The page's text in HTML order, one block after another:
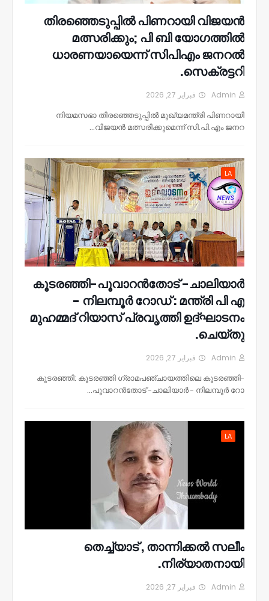
തിരഞ്ഞെടുപ്പിൽ പിണറായി വിജയൻ
മത്സരിക്കും; പി ബി യോഗത്തിൽ
ധാരണയായെന്ന് സിപിഎം ജനറൽ
സെക്രട്ടറി.
Admin فبراير 27, 2026
നിയമസഭാ തിരഞ്ഞെടുപ്പിൽ മുഖ്യമന്ത്രി പിണറായി
വിജയൻ മത്സരിക്കുമെന്ന് സി.പി.എം ജനറ…
LA
കൂടരഞ്ഞി-പൂവാറൻതോട് -ചാലിയാർ
- നിലമ്പൂർ റോഡ് : മന്ത്രി പി എ
മുഹമ്മദ്‌ റിയാസ് പ്രവൃത്തി ഉദ്ഘാടനം
ചെയ്തു.
Admin فبراير 27, 2026
കൂടരഞ്ഞി: കൂടരഞ്ഞി ഗ്രാമപഞ്ചായത്തിലെ കൂടരഞ്ഞി-
പൂവാറൻതോട് -ചാലിയാർ - നിലമ്പൂർ റോ…
LA
തെച്ച്യാട് , താന്നിക്കൽ സലീം
നിര്യാതനായി.
Admin فبراير 27, 2026